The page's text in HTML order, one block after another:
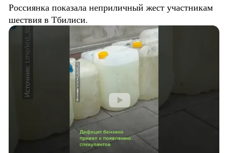
Россиянка показала неприличный жест участникам
шествия в Тбилиси.